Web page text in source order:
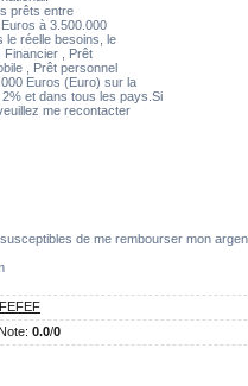
prêts entre
à 3.500.000
le réelle besoins, le
Financier , Prêt
, Prêt personnel
Euros (Euro) sur la
et dans tous les pays.Si
me recontacter
de me rembourser mon
FEFEF
Note: 0.0/0